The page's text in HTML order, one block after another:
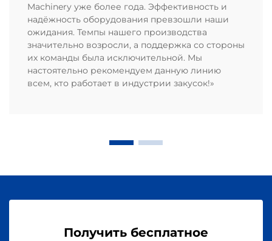
Machinery уже более года. Эффективность и
надёжность оборудования превзошли наши
ожидания. Темпы нашего производства
значительно возросли, а поддержка со стороны
их команды была исключительной. Мы
настоятельно рекомендуем данную линию
всем, кто работает в индустрии закусок!»
Получить бесплатное